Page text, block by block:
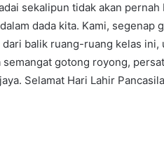
sekalipun tidak akan
dada kita. Kami, segenap
balik ruang-ruang kelas ini,
gotong royong,
Selamat Hari Lahir